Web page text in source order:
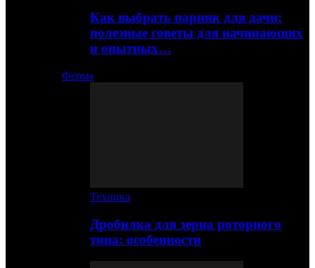
Как выбрать парник для дачи:
полезные советы для начинающих
и опытных…
Ферма
Техника
Дробилка для зерна роторного
типа: особенности